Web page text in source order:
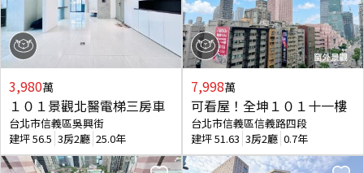
3,980萬
１０１景觀北醫電梯三房車
台北市信義區吳興街
建坪56.5 3房2廳 25.0年
7,998萬
可看屋！全坤１０１十一樓
台北市信義區信義路四段
建坪51.63 3房2廳 0.7年